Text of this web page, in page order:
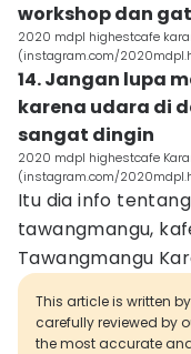
workshop dan
2020 mdpl highestcafe
(instagram.com/
14. Jangan lupa
karena udara di
sangat dingin
2020 mdpl highestcafe
(instagram.com/
Itu dia info
tawangmangu,
Tawangmangu
This article is written
carefully reviewed by
the most accurate